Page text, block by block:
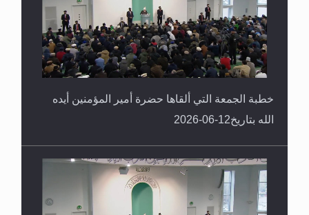
خطبة الجمعة التي ألقاها حضرة أمير المؤمنين أيده
الله بتاريخ12-06-2026